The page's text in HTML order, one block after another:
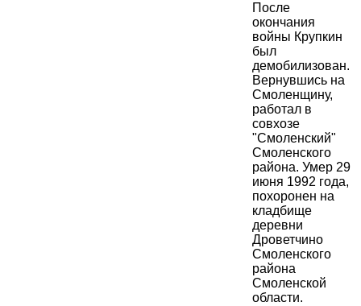
После
окончания
войны Крупкин
был
демобилизован.
Вернувшись на
Смоленщину,
работал в
совхозе
"Смоленский"
Смоленского
района. Умер 29
июня 1992 года,
похоронен на
кладбище
деревни
Дроветчино
Смоленского
района
Смоленской
области.